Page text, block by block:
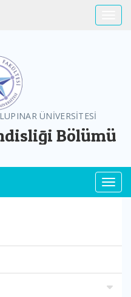
ÜNİVERSİTESİ
Bölümü